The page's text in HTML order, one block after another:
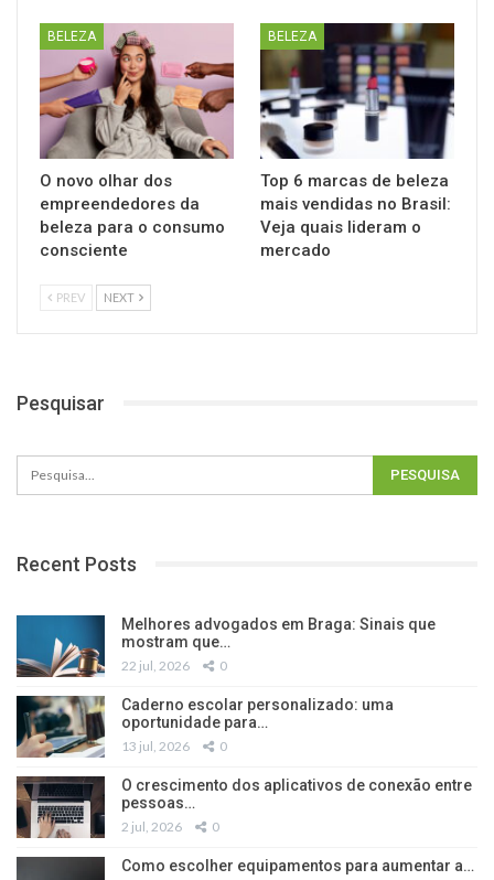
BELEZA
O novo olhar dos
empreendedores da
beleza para o consumo
consciente
BELEZA
Top 6 marcas de beleza
mais vendidas no Brasil:
Veja quais lideram o
mercado
PREV NEXT
Pesquisar
Recent Posts
Melhores advogados em Braga: Sinais que
mostram que…
22 jul, 2026 0
Caderno escolar personalizado: uma
oportunidade para…
13 jul, 2026 0
O crescimento dos aplicativos de conexão entre
pessoas…
2 jul, 2026 0
Como escolher equipamentos para aumentar a…